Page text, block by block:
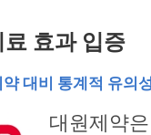
효과 입증
대비 통계적 유의
대원제약